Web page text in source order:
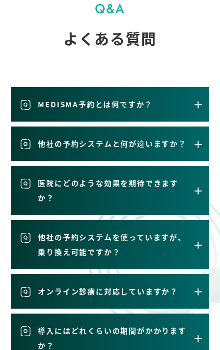
Q&A
よくある質問
MEDISMA予約とは何ですか？
他社の予約システムと何が違いますか？
医院にどのような効果を期待できます
か？
他社の予約システムを使っていますが、
乗り換え可能ですか？
オンライン診療に対応していますか？
導入にはどれくらいの期間がかかります
か？